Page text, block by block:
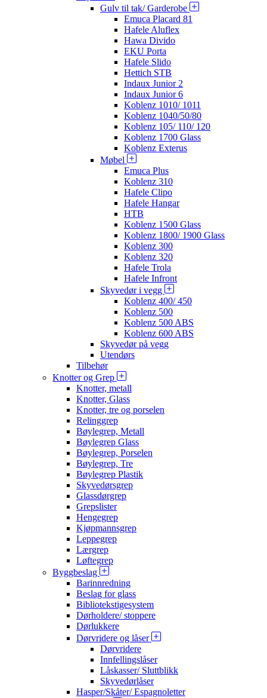
Gulv til tak/ Garderobe
Emuca Placard 81
Hafele Aluflex
Hawa Divido
EKU Porta
Hafele Slido
Hettich STB
Indaux Junior 2
Indaux Junior 6
Koblenz 1010/ 1011
Koblenz 1040/50/80
Koblenz 105/ 110/ 120
Koblenz 1700 Glass
Koblenz Exterus
Møbel
Emuca Plus
Koblenz 310
Hafele Clipo
Hafele Hangar
HTB
Koblenz 1500 Glass
Koblenz 1800/ 1900 Glass
Koblenz 300
Koblenz 320
Hafele Trola
Hafele Infront
Skyvedør i vegg
Koblenz 400/ 450
Koblenz 500
Koblenz 500 ABS
Koblenz 600 ABS
Skyvedør på vegg
Utendørs
Tilbehør
Knotter og Grep
Knotter, metall
Knotter, Glass
Knotter, tre og porselen
Relinggrep
Bøylegrep, Metall
Bøylegrep Glass
Bøylegrep, Porselen
Bøylegrep, Tre
Bøylegrep Plastik
Skyvedørsgrep
Glassdørgrep
Grepslister
Hengegrep
Kjøpmannsgrep
Leppegrep
Lærgrep
Løftegrep
Byggbeslag
Barinnredning
Beslag for glass
Bibliotekstigesystem
Dørholdere/ stoppere
Dørlukkere
Dørvridere og låser
Dørvridere
Innfellingslåser
Låskasser/ Sluttblikk
Skyvedørlåser
Hasper/Skåter/ Espagnoletter